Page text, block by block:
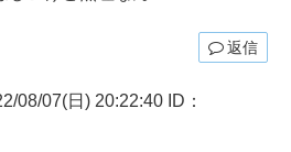
返信
08/07(日) 20:22:40 ID：